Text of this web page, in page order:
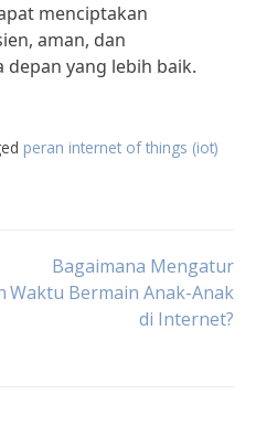
menciptakan
aman, dan
yang lebih baik.
peran internet of things (iot)
Bagaimana Mengatur
Waktu Bermain Anak-Anak
di Internet?